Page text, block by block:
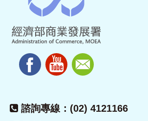
諮詢專線：(02) 4121166